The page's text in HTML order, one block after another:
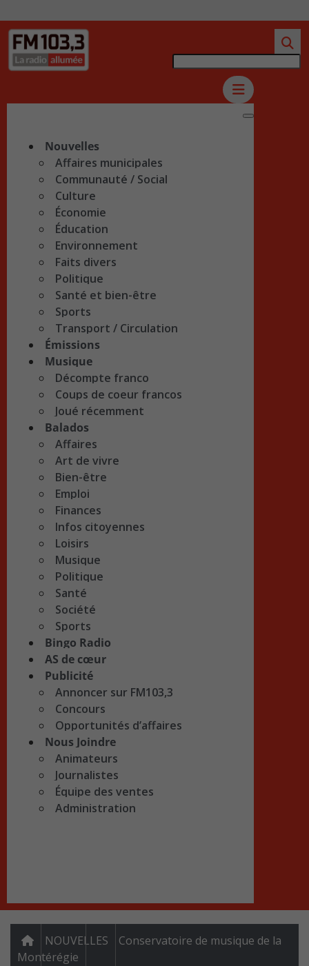
Nouvelles
Affaires municipales
Communauté / Social
Culture
Économie
Éducation
Environnement
Faits divers
Politique
Santé et bien-être
Sports
Transport / Circulation
Émissions
Musique
Décompte franco
Coups de coeur francos
Joué récemment
Balados
Affaires
Art de vivre
Bien-être
Emploi
Finances
Infos citoyennes
Loisirs
Musique
Politique
Santé
Société
Sports
Bingo Radio
AS de cœur
Publicité
Annoncer sur FM103,3
Concours
Opportunités d’affaires
Nous Joindre
Animateurs
Journalistes
Équipe des ventes
Administration
NOUVELLES
Conservatoire de musique de la
Montérégie